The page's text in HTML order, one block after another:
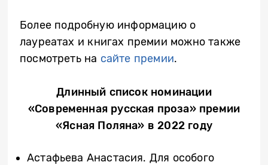
Более подробную информацию о
лауреатах и книгах премии можно также
посмотреть на сайте премии.
Длинный список номинации
«Современная русская проза» премии
«Ясная Поляна» в 2022 году
Астафьева Анастасия. Для особого